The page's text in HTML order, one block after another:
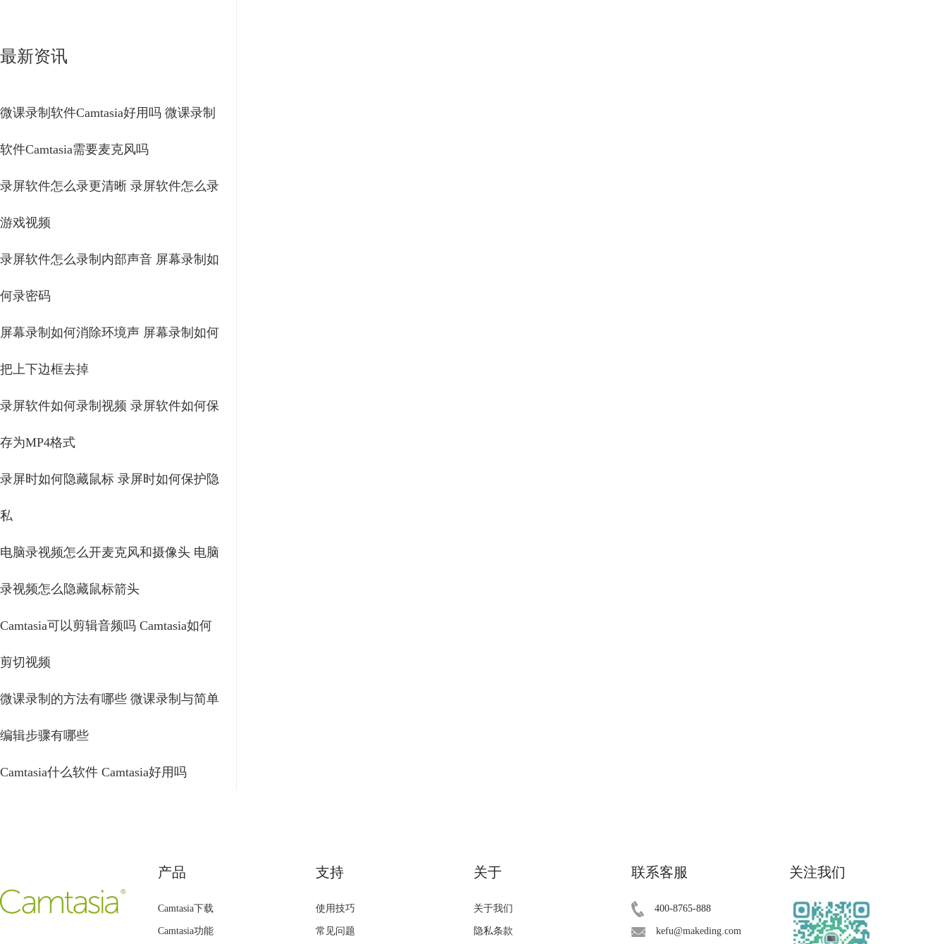
最新资讯
微课录制软件Camtasia好用吗 微课录制
软件Camtasia需要麦克风吗
录屏软件怎么录更清晰 录屏软件怎么录
游戏视频
录屏软件怎么录制内部声音 屏幕录制如
何录密码
屏幕录制如何消除环境声 屏幕录制如何
把上下边框去掉
录屏软件如何录制视频 录屏软件如何保
存为MP4格式
录屏时如何隐藏鼠标 录屏时如何保护隐
私
电脑录视频怎么开麦克风和摄像头 电脑
录视频怎么隐藏鼠标箭头
Camtasia可以剪辑音频吗 Camtasia如何
剪切视频
微课录制的方法有哪些 微课录制与简单
编辑步骤有哪些
Camtasia什么软件 Camtasia好用吗
产品
Camtasia下载
Camtasia功能
支持
使用技巧
常见问题
关于
关于我们
隐私条款
联系客服
400-8765-888
kefu@makeding.com
关注我们